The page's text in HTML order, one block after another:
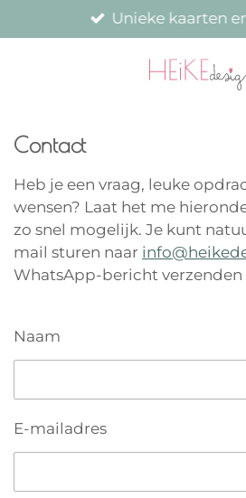
direct
Unieke kaarten
Contact
Heb je een vraag, leuke
wensen? Laat het me
zo snel mogelijk. Je kunt
mail sturen naar
WhatsApp-bericht verzenden
Naam
E-mailadres